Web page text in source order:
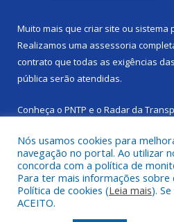
Muito mais que criar site ou sistema
Realizamos uma assessoria
contrato que todas as exigências das
pública serão atendidas.
Conheça o PNTP e o Radar da
Todos os direitos reservados a
do Piriá.
Nós usamos cookies para
navegação no portal. Ao utilizar
concorda com a política de
Para ter mais informações sobre
Política de cookies (Leia mais).
ACEITO.